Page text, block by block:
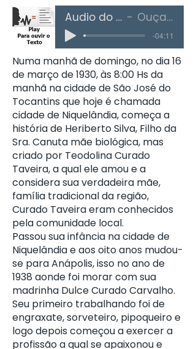
Áudio do Texto Ouça Aqui
-04:11
Numa manhã de domingo, no dia 16
de março de 1930, às 8:00 Hs da
manhã na cidade de São José do
Tocantins que hoje é chamada
cidade de Niquelândia, começa a
história de Heriberto Silva, Filho da
Sra. Canuta mãe biológica, mas
criado por Teodolina Curado
Taveira, a qual ele amou e a
considera sua verdadeira mãe,
família tradicional da região,
Curado Taveira eram conhecidos
pela comunidade local.
Passou sua infância na cidade de
Niquelândia e aos oito anos mudou-
se para Anápolis, isso no ano de
1938 aonde foi morar com sua
madrinha Dulce Curado Carvalho.
Seu primeiro trabalhando foi de
engraxate, sorveteiro, pipoqueiro e
logo depois começou a exercer a
profissão a qual se apaixonou e